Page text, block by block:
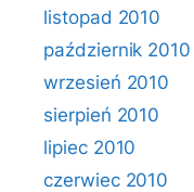
listopad 2010
październik 2010
wrzesień 2010
sierpień 2010
lipiec 2010
czerwiec 2010